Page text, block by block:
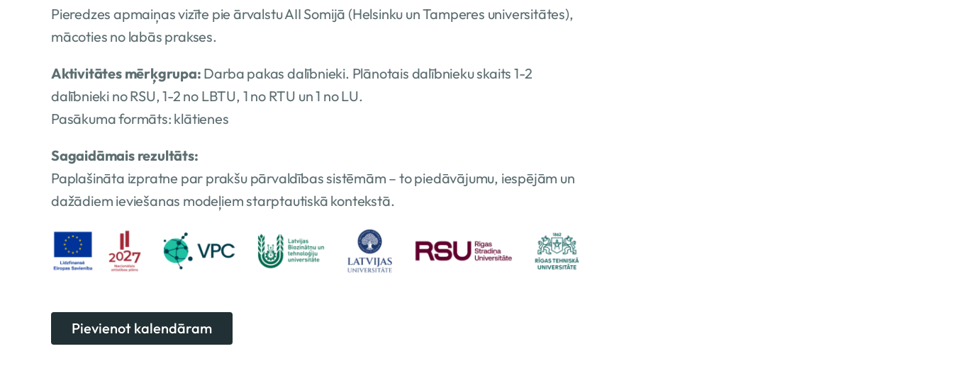
Pieredzes apmaiņas vizīte pie ārvalstu AII Somijā (Helsinku un Tamperes universitātes),
mācoties no labās prakses.
Aktivitātes mērķgrupa: Darba pakas dalībnieki. Plānotais dalībnieku skaits 1-2
dalībnieki no RSU, 1-2 no LBTU, 1 no RTU un 1 no LU.
Pasākuma formāts: klātienes
Sagaidāmais rezultāts:
Paplašināta izpratne par prakšu pārvaldības sistēmām – to piedāvājumu, iespējām un
dažādiem ieviešanas modeļiem starptautiskā kontekstā.
Pievienot kalendāram